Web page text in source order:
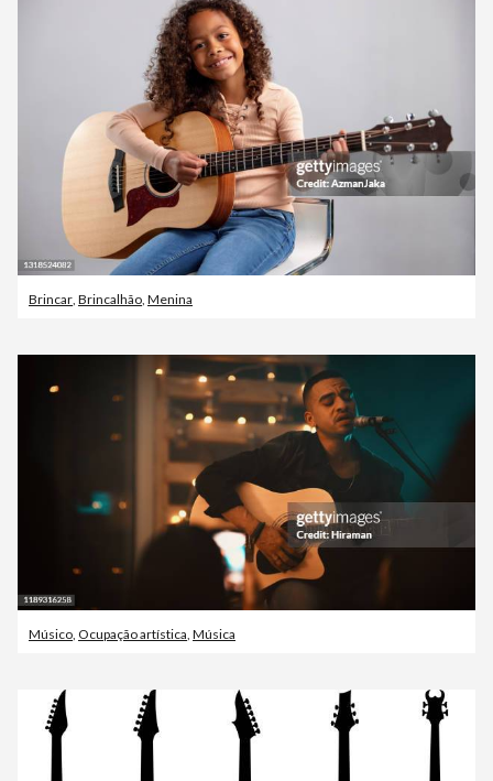
Brincar, Brincalhão, Menina
Músico Ocupação artística Música